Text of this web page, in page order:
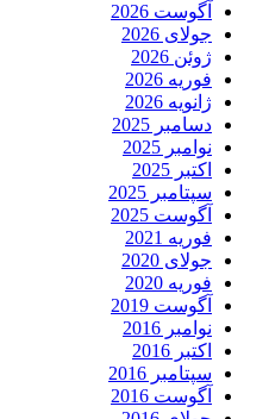
آگوست 2026
جولای 2026
ژوئن 2026
فوریه 2026
ژانویه 2026
دسامبر 2025
نوامبر 2025
اکتبر 2025
سپتامبر 2025
آگوست 2025
فوریه 2021
جولای 2020
فوریه 2020
آگوست 2019
نوامبر 2016
اکتبر 2016
سپتامبر 2016
آگوست 2016